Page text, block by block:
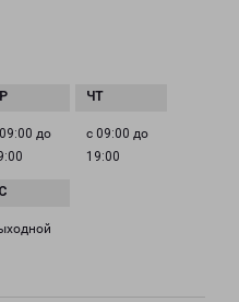
до
с 09:00 до
19:00